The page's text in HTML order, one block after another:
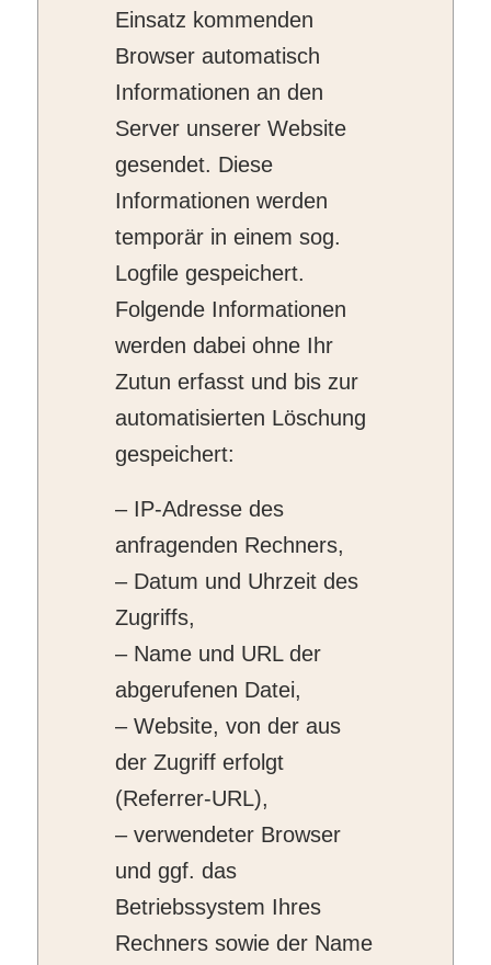
Einsatz kommenden
Browser automatisch
Informationen an den
Server unserer Website
gesendet. Diese
Informationen werden
temporär in einem sog.
Logfile gespeichert.
Folgende Informationen
werden dabei ohne Ihr
Zutun erfasst und bis zur
automatisierten Löschung
gespeichert:
– IP-Adresse des
anfragenden Rechners,
– Datum und Uhrzeit des
Zugriffs,
– Name und URL der
abgerufenen Datei,
– Website, von der aus
der Zugriff erfolgt
(Referrer-URL),
– verwendeter Browser
und ggf. das
Betriebssystem Ihres
Rechners sowie der Name